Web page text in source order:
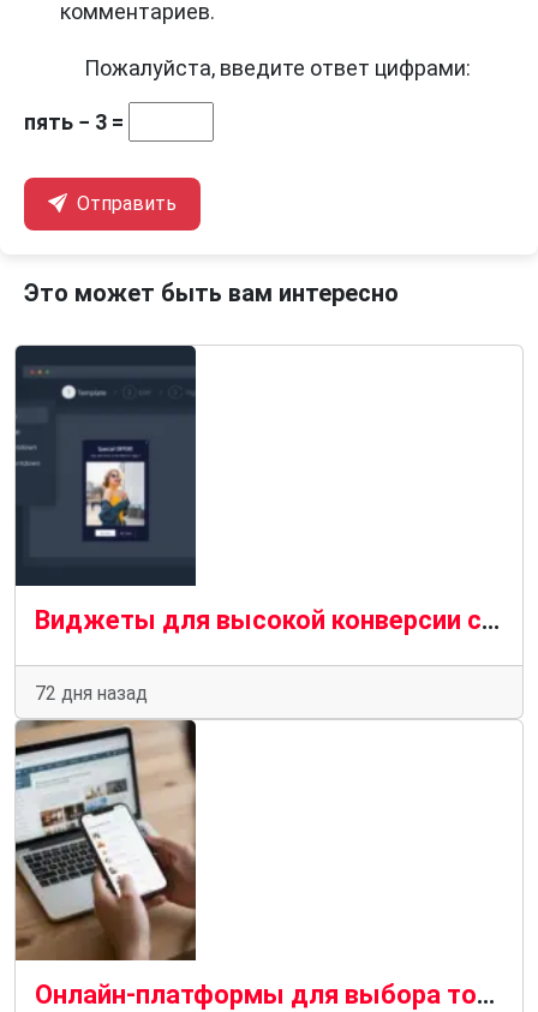
комментариев.
Пожалуйста, введите ответ цифрами:
пять − 3 =
Отправить
Это может быть вам интересно
Виджеты для высокой конверсии сайта без разработчика
72 дня назад
Онлайн-платформы для выбора товаров: как цифровые технологии меняют пользовательский опыт